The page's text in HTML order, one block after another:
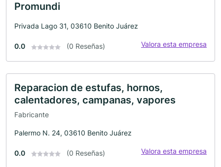
Promundi
Privada Lago 31, 03610 Benito Juárez
0.0 (0 Reseñas) Valora esta empresa
Reparacion de estufas, hornos,
calentadores, campanas, vapores
Fabricante
Palermo N. 24, 03610 Benito Juárez
0.0 (0 Reseñas) Valora esta empresa